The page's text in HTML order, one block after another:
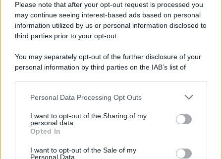
Please note that after your opt-out request is processed you
may continue seeing interest-based ads based on personal
information utilized by us or personal information disclosed to
third parties prior to your opt-out.
You may separately opt-out of the further disclosure of your
personal information by third parties on the IAB’s list of
This information may also be disclosed by us to third parties
disclose it to other third parties.
Please note that this website/app uses one or more Google
services and may gather and store information including but
Personal Data Processing Opt Outs
I want to opt-out of the Sharing of my
personal data.
Opted In
I want to opt-out of the Sale of my
Personal Data.
Categorie
Dizionario dei Sogni – B
Dizionario dei Sogni – C
Dizionario dei Sogni – D
Dizionario dei Sogni – E